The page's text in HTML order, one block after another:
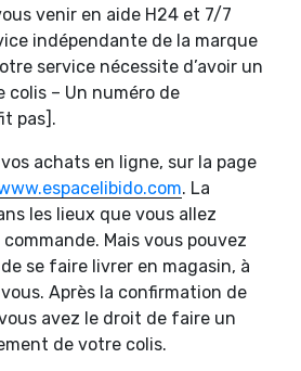
venir en aide H24 et 7/7
indépendante de la marque
service nécessite d’avoir un
colis – Un numéro de
pas].
achats en ligne, sur la page
. La
les lieux que vous allez
Mais vous pouvez
se faire livrer en magasin, à
Après la confirmation de
avez le droit de faire un
de votre colis.